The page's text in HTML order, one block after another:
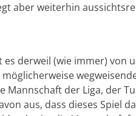
aber weiterhin
derweil (wie immer) von
Mannschaft der Liga, der
aus, dass dieses Spiel